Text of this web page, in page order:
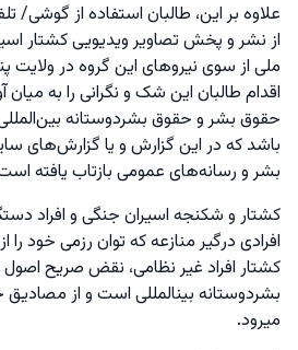
علاوه بر این، طالبان استفاده از گوشی/
از نشر و پخش تصاویر ویدیویی کشتار
ملی از سوی نیروهای این گروه در ولایت
اقدام طالبان این شک و نگرانی را به
حقوق بشر و حقوق بشردوستانه
باشد که در این گزارش و یا گزارش‌های
بشر و رسانه‌های عمومی بازتاب یافته
کشتار و شکنجه اسیران جنگی و افراد
افرادی درگیر منازعه که توان رزمی خود را
کشتار افراد غیر نظامی، نقض صریح
بشردوستانه بینالمللی است و از
میرود.